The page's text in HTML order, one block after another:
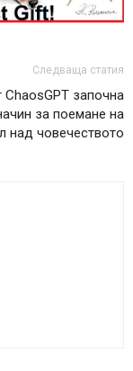
Следваща статия
ChaosGPT започна
за поемане на
над човечеството